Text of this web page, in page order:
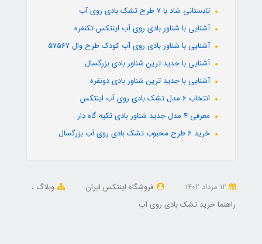
تابستانی شاد با 7 طرح تشک بادی روی آب
آشنایی با شناور بادی روی آب اینتکس تکنفره
آشنایی با شناور بادی روی آب کودک طرح وال 57567
آشنایی با جدید ترین شناور بادی بزرگسال
آشنایی با جدید ترین شناور بادی دونفره
انتخاب 6 مدل تشک بادی روی آب اینتکس
معرفی 4 مدل جدید شناور بادی تکیه گاه دار
خرید 6 طرح محبوب تشک بادی روی آب بزرگسال
فروشگاه اینتکس ایران
وبلاگ
راهنما خرید تشک بادی روی آب